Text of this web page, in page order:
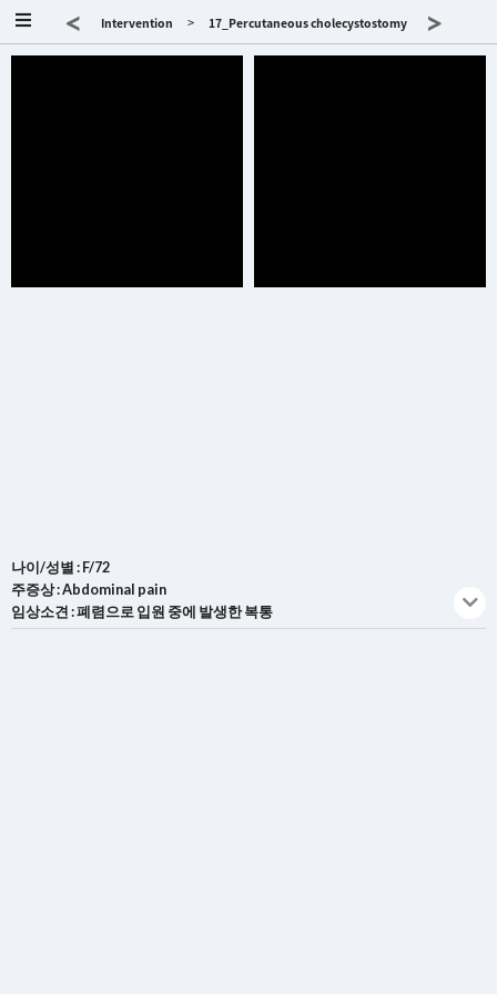
< Intervention > 17_Percutaneous cholecystostomy >
나이/성별 : F/72
주증상 : Abdominal pain
임상소견 : 폐렴으로 입원 중에 발생한 복통